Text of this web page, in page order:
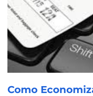
Como